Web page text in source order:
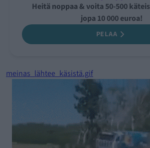
Heitä noppaa & voita 50-500
jopa 10 000 euroa!
PELAA
meinas_lähtee_käsistä.gif